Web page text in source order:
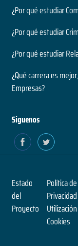
Duración
Grado
Presencial
Modalidad
Ingeniería Civil
Duración
Nivel
Presencial
Ingeniería Civil
5 años
Neurociencias
2 años
Duración
Magíster
Nivel
Presencial
Modalidad
Paleontología
2 años
Nivel
Presencial
Modalidad
¿Por qué estudiar
¿Por qué estudiar
¿Por qué estudiar
¿Qué carrera es
Empresas?
Siguenos
Estado
del
Proyecto
Política de
Cookies